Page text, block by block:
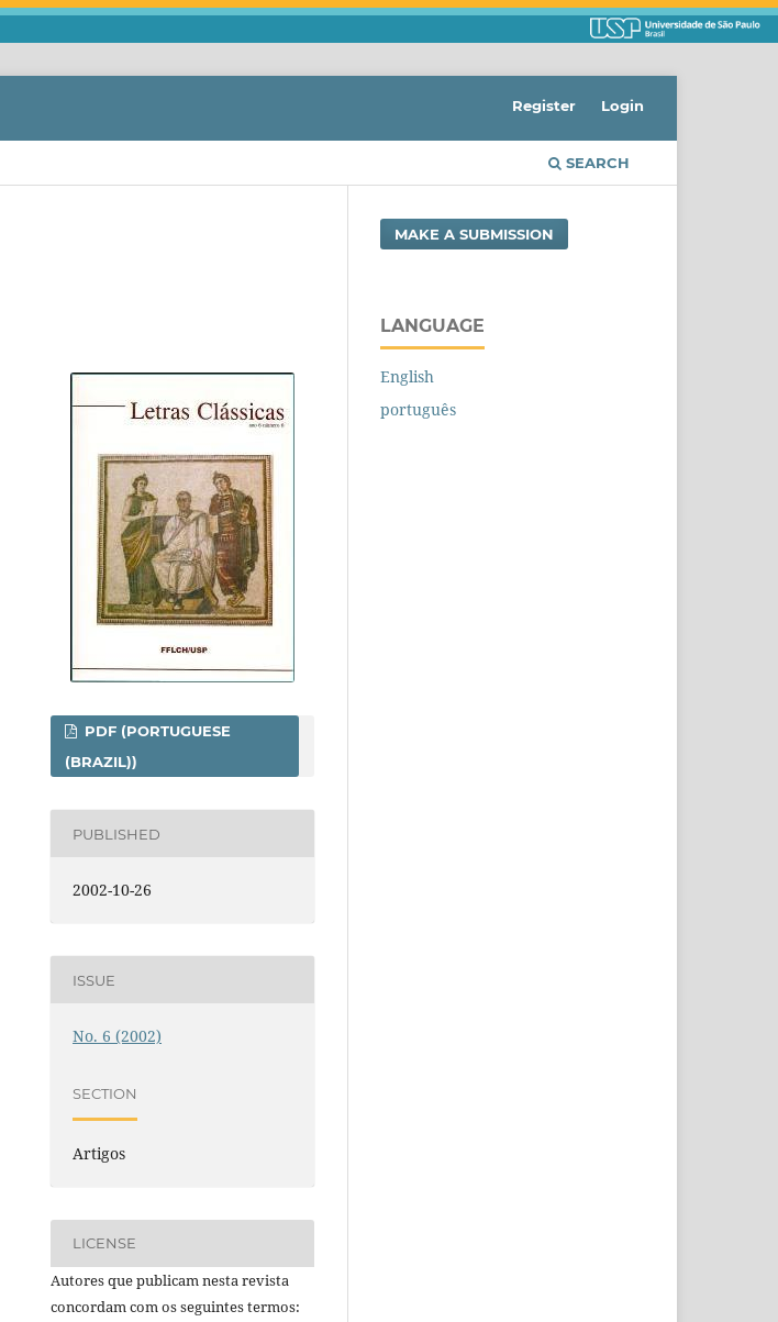
SEARCH
Register Login
PDF (PORTUGUESE
(BRAZIL))
PUBLISHED
2002-10-26
ISSUE
No. 6 (2002)
SECTION
Artigos
LICENSE
Autores que publicam nesta revista
concordam com os seguintes termos:
MAKE A SUBMISSION
LANGUAGE
English
português